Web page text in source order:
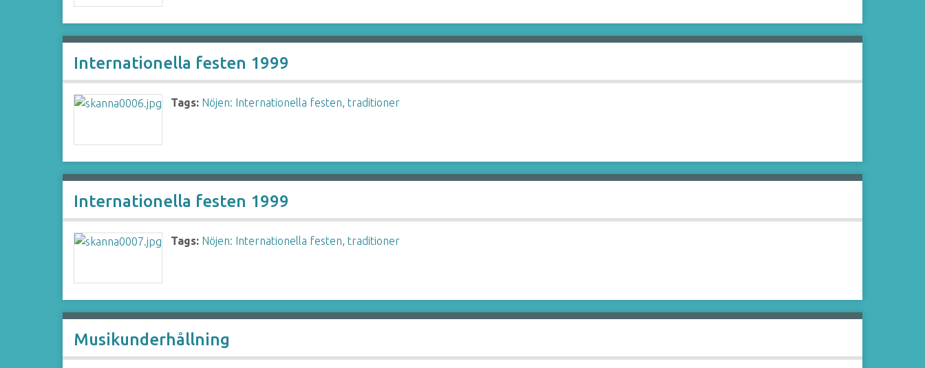
Internationella festen 1999
Tags: Nöjen: Internationella festen,traditioner
Internationella festen 1999
Tags: Nöjen: Internationella festen,traditioner
Musikunderhållning